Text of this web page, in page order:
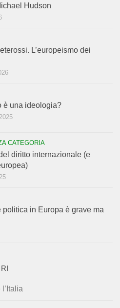
Hudson
L’europeismo dei
è una ideologia?
CATEGORIA
diritto internazionale (e
politica in Europa è grave ma